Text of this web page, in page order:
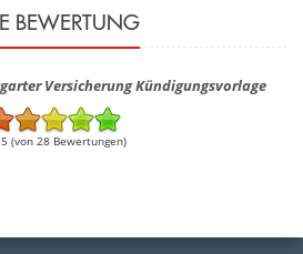
BEWERTUNG
Versicherung Kündigungsvorlage
(von 28 Bewertungen)